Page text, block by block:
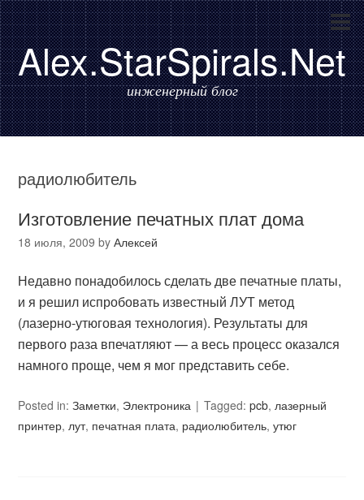
Alex.StarSpirals.Net
инженерный блог
радиолюбитель
Изготовление печатных плат дома
18 июля, 2009 byАлексей
Недавно понадобилось сделать две печатные платы,
и я решил испробовать известный ЛУТ метод
(лазерно-утюговая технология). Результаты для
первого раза впечатляют — а весь процесс оказался
намного проще, чем я мог представить себе.
Posted in:Заметки, Электроника Tagged:pcb,лазерный
принтер,лут, печатная плата, радиолюбитель,утюг